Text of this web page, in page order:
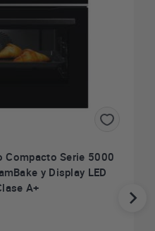
Compacto Serie 5000
y Display LED
A+